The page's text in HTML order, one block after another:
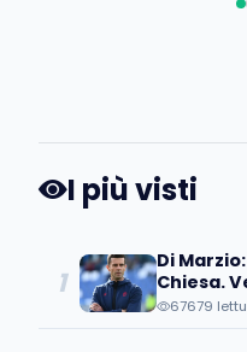
I più visti
1
Di
Chiesa.
occhio
67679